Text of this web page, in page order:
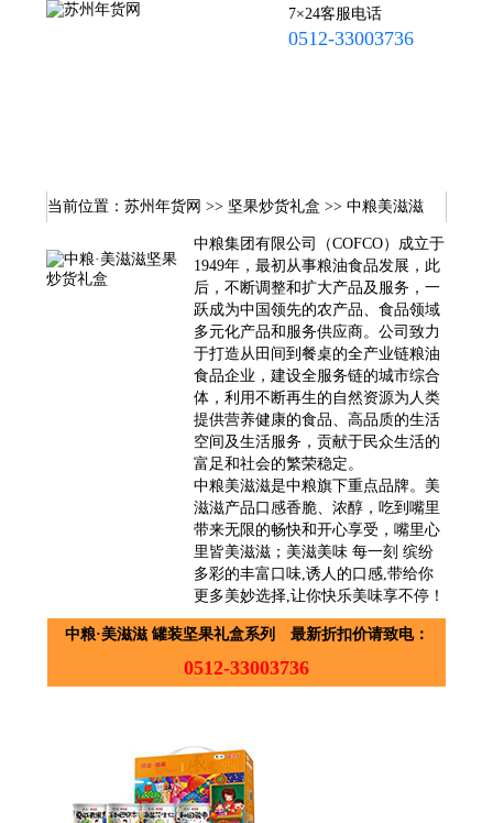
7×24客服电话
0512-33003736
联系我们
当前位置： 苏州年货网 >> 坚果炒货礼盒 >> 中粮美滋滋
中粮集团有限公司（COFCO）成立于
1949年，最初从事粮油食品发展，此
后，不断调整和扩大产品及服务，一
跃成为中国领先的农产品、食品领域
多元化产品和服务供应商。公司致力
于打造从田间到餐桌的全产业链粮油
食品企业，建设全服务链的城市综合
体，利用不断再生的自然资源为人类
提供营养健康的食品、高品质的生活
空间及生活服务，贡献于民众生活的
富足和社会的繁荣稳定。
中粮美滋滋是中粮旗下重点品牌。美
滋滋产品口感香脆、浓醇，吃到嘴里
带来无限的畅快和开心享受，嘴里心
里皆美滋滋；美滋美味 每一刻 缤纷
多彩的丰富口味,诱人的口感,带给你
更多美妙选择,让你快乐美味享不停！
中粮·美滋滋 罐装坚果礼盒系列 最新折扣价请致电：
0512-33003736